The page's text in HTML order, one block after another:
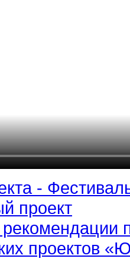
-
проект
проектов